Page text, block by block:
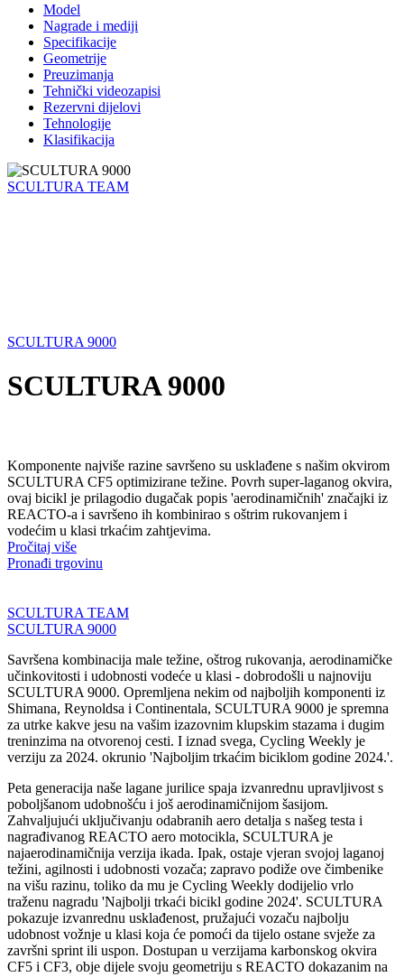
Model
Nagrade i mediji
Specifikacije
Geometrije
Preuzimanja
Tehnički videozapisi
Rezervni dijelovi
Tehnologije
Klasifikacija
SCULTURA TEAM
SCULTURA 9000
SCULTURA 9000
Komponente najviše razine savršeno su usklađene s našim okvirom
SCULTURA CF5 optimizirane težine. Povrh super-laganog okvira,
ovaj bicikl je prilagodio dugačak popis 'aerodinamičnih' značajki iz
REACTO-a i savršeno ih kombinirao s oštrim rukovanjem i
vodećim u klasi trkaćim zahtjevima.
Pročitaj više
Pronađi trgovinu
SCULTURA TEAM
SCULTURA 9000
Savršena kombinacija male težine, oštrog rukovanja, aerodinamičke
učinkovitosti i udobnosti vodeće u klasi - dobrodošli u najnoviju
SCULTURA 9000. Opremljena nekim od najboljih komponenti iz
Shimana, Reynoldsa i Continentala, SCULTURA 9000 je spremna
za utrke kakve jesu na vašim izazovnim klupskim stazama i dugim
treninzima na otvorenoj cesti. I iznad svega, Cycling Weekly je
verziju za 2024. okrunio 'Najboljim trkaćim biciklom godine 2024.'.
Peta generacija naše lagane jurilice spaja izvanrednu upravljivost s
poboljšanom udobnošću i još aerodinamičnijom šasijom.
Zahvaljujući uključivanju odabranih aero detalja s našeg testa i
nagrađivanog REACTO aero motocikla, SCULTURA je
najaerodinamičnija verzija ikada. Ipak, ostaje vjeran svojoj laganoj
težini, agilnosti i udobnosti vozača; zapravo podiže ove čimbenike
na višu razinu, toliko da mu je Cycling Weekly dodijelio vrlo
traženu nagradu 'Najbolji trkaći bicikl godine 2024'. SCULTURA
pokazuje izvanrednu usklađenost, pružajući vozaču najbolju
udobnost vožnje u klasi koja će pomoći da tijelo ostane svježe za
završni sprint ili uspon. Dostupan u verzijama karbonskog okvira
CF5 i CF3, obje dijele svoju geometriju s REACTO dokazanim na